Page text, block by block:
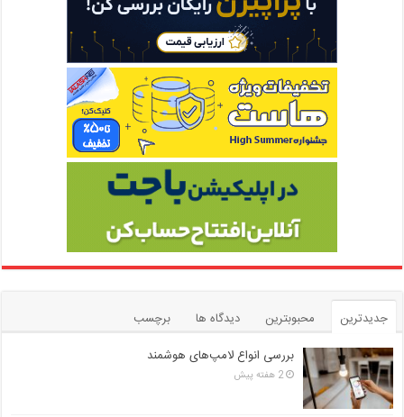
جدیدترین محبوبترین دیدگاه ها
برچسب
بررسی انواع لامپ‌های هوشمند
2 هفته پیش